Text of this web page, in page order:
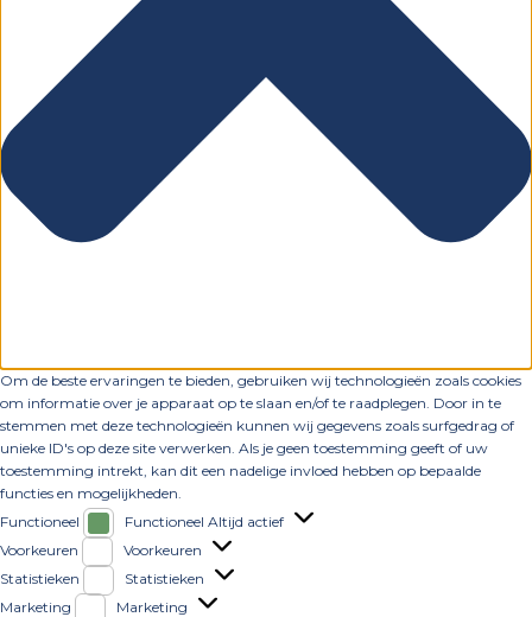
Om de beste ervaringen te bieden, gebruiken wij technologieën zoals cookies
om informatie over je apparaat op te slaan en/of te raadplegen. Door in te
stemmen met deze technologieën kunnen wij gegevens zoals surfgedrag of
unieke ID's op deze site verwerken. Als je geen toestemming geeft of uw
toestemming intrekt, kan dit een nadelige invloed hebben op bepaalde
functies en mogelijkheden.
Functioneel
Functioneel Altijd actief
Voorkeuren
Voorkeuren
Statistieken
Statistieken
Marketing
Marketing